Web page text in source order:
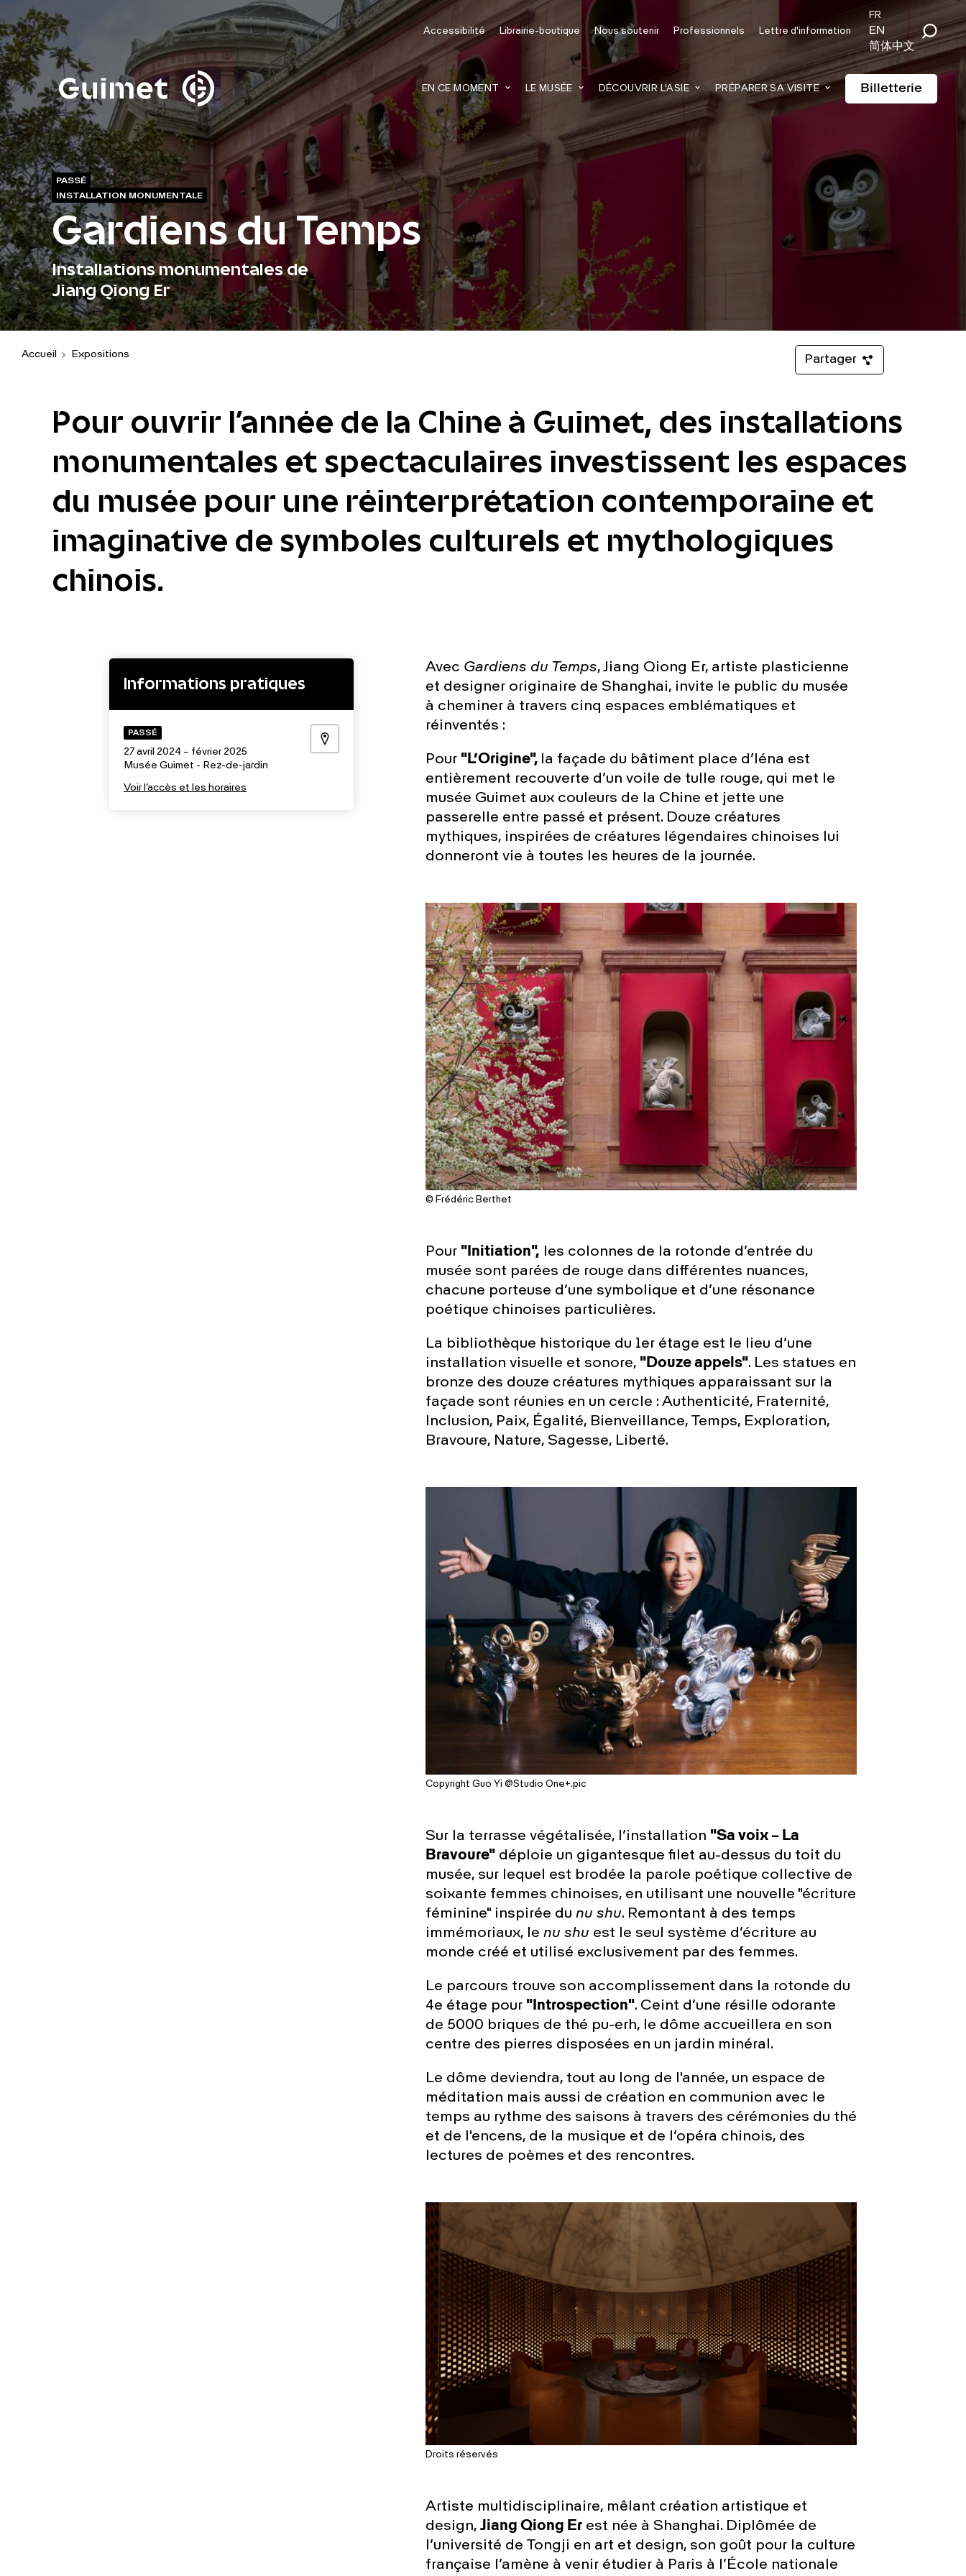
Fermer la modale de recherche
EN CE MOMENT LE MUSÉE DÉCOUVRIR L'ASIE PRÉPARER SA VISITE Billetterie
Accessibilité Librairie-boutique Nous soutenir Professionnels Lettre d'information
FR
EN
简体中文
PASSÉ
INSTALLATION MONUMENTALE
Gardiens du Temps
Installations monumentales de
Jiang Qiong Er
Accueil Expositions Partager
Pour ouvrir l’année de la Chine à Guimet, des installations
monumentales et spectaculaires investissent les espaces
du musée pour une réinterprétation contemporaine et
imaginative de symboles culturels et mythologiques
chinois.
Informations pratiques
PASSÉ
27 avril 2024 – février 2025
Musée Guimet - Rez-de-jardin
Voir l’accès et les horaires
Avec Gardiens du Temps, Jiang Qiong Er, artiste plasticienne
et designer originaire de Shanghai, invite le public du musée
à cheminer à travers cinq espaces emblématiques et
réinventés :
Pour "L’Origine",
la façade du bâtiment place d’Iéna est
entièrement recouverte d’un voile de tulle rouge, qui met le
musée Guimet aux couleurs de la Chine et jette une
passerelle entre passé et présent. Douze créatures
mythiques, inspirées de créatures légendaires chinoises lui
donneront vie à toutes les heures de la journée.
© Frédéric Berthet
Pour "Initiation", les colonnes de la rotonde d’entrée du
musée sont parées de rouge dans différentes nuances,
chacune porteuse d’une symbolique et d’une résonance
poétique chinoises particulières.
La bibliothèque historique du 1er étage est le lieu d’une
installation visuelle et sonore, "Douze appels". Les statues en
bronze des douze créatures mythiques apparaissant sur la
façade sont réunies en un cercle : Authenticité, Fraternité,
Inclusion, Paix, Égalité, Bienveillance, Temps, Exploration,
Bravoure, Nature, Sagesse, Liberté.
Copyright Guo Yi @Studio One+.pic
Sur la terrasse végétalisée, l’installation "Sa voix – La
Bravoure" déploie un gigantesque filet au-dessus du toit du
musée, sur lequel est brodée la parole poétique collective de
soixante femmes chinoises, en utilisant une nouvelle "écriture
féminine" inspirée du nu shu. Remontant à des temps
immémoriaux, le nu shu est le seul système d’écriture au
monde créé et utilisé exclusivement par des femmes.
Le parcours trouve son accomplissement dans la rotonde du
4e étage pour "Introspection". Ceint d’une résille odorante
de 5000 briques de thé pu-erh, le dôme accueillera en son
centre des pierres disposées en un jardin minéral.
Le dôme deviendra, tout au long de l'année, un espace de
méditation mais aussi de création en communion avec le
temps au rythme des saisons à travers des cérémonies du thé
et de l'encens, de la musique et de l’opéra chinois, des
lectures de poèmes et des rencontres.
Droits réservés
Artiste multidisciplinaire, mêlant création artistique et
design, Jiang Qiong Er est née à Shanghai. Diplômée de
l’université de Tongji en art et design, son goût pour la culture
française l’amène à venir étudier à Paris à l’École nationale
Panneau de gestion des cookies